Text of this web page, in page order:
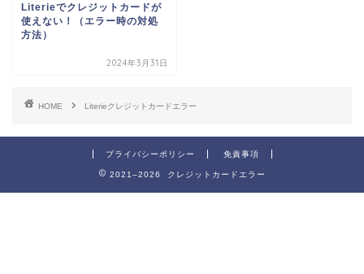
Literieでクレジットカードが
使えない！（エラー時の対処
方法）
2024年3月31日
HOME Literieクレジットカードエラー
プライバシーポリシー 免責事項
2021–2026 クレジットカードエラー